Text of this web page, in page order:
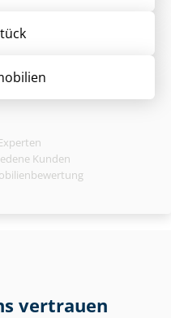
Kunden
vertrauen